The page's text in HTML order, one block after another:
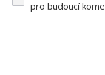
pro budoucí